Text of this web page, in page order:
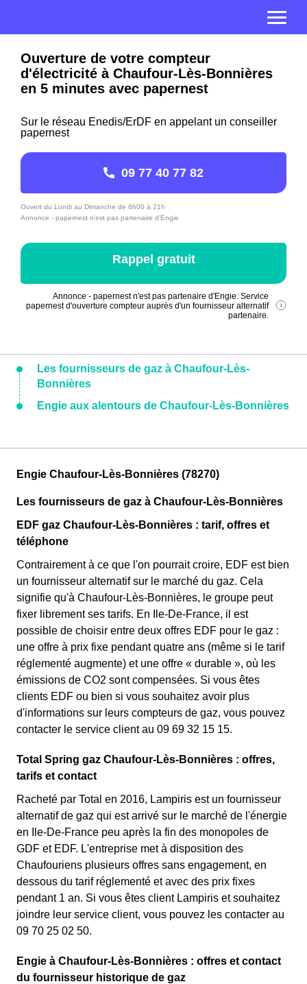
Ouverture de votre compteur
d'électricité à Chaufour-Lès-Bonnières
en 5 minutes avec papernest
Sur le réseau Enedis/ErDF en appelant un conseiller
papernest
09 77 40 77 82
Ouvert du Lundi au Dimanche de 8h00 à 21h
Annonce - papernest n'est pas partenaire d'Engie
Rappel gratuit
Annonce - papernest n'est pas partenaire d'Engie. Service
papernest d'ouverture compteur auprès d'un fournisseur alternatif
partenaire.
Les fournisseurs de gaz à Chaufour-Lès-
Bonnières
Engie aux alentours de Chaufour-Lès-Bonnières
Engie Chaufour-Lès-Bonnières (78270)
Les fournisseurs de gaz à Chaufour-Lès-Bonnières
EDF gaz Chaufour-Lès-Bonnières : tarif, offres et
téléphone
Contrairement à ce que l'on pourrait croire, EDF est bien
un fournisseur alternatif sur le marché du gaz. Cela
signifie qu'à Chaufour-Lès-Bonnières, le groupe peut
fixer librement ses tarifs. En Ile-De-France, il est
possible de choisir entre deux offres EDF pour le gaz :
une offre à prix fixe pendant quatre ans (même si le tarif
réglementé augmente) et une offre « durable », où les
émissions de CO2 sont compensées. Si vous êtes
clients EDF ou bien si vous souhaitez avoir plus
d'informations sur leurs compteurs de gaz, vous pouvez
contacter le service client au 09 69 32 15 15.
Total Spring gaz Chaufour-Lès-Bonnières : offres,
tarifs et contact
Racheté par Total en 2016, Lampiris est un fournisseur
alternatif de gaz qui est arrivé sur le marché de l'énergie
en Ile-De-France peu après la fin des monopoles de
GDF et EDF. L'entreprise met à disposition des
Chaufouriens plusieurs offres sans engagement, en
dessous du tarif réglementé et avec des prix fixes
pendant 1 an. Si vous êtes client Lampiris et souhaitez
joindre leur service client, vous pouvez les contacter au
09 70 25 02 50.
Engie à Chaufour-Lès-Bonnières : offres et contact
du fournisseur historique de gaz